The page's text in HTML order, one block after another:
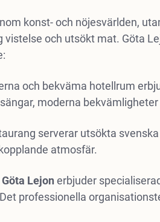
konst- och nöjesvärlden,
vistelse och utsökt mat. Göta
och bekväma hotellrum
moderna
serverar utsökta
atmosfär.
Göta Lejon erbjuder
professionella